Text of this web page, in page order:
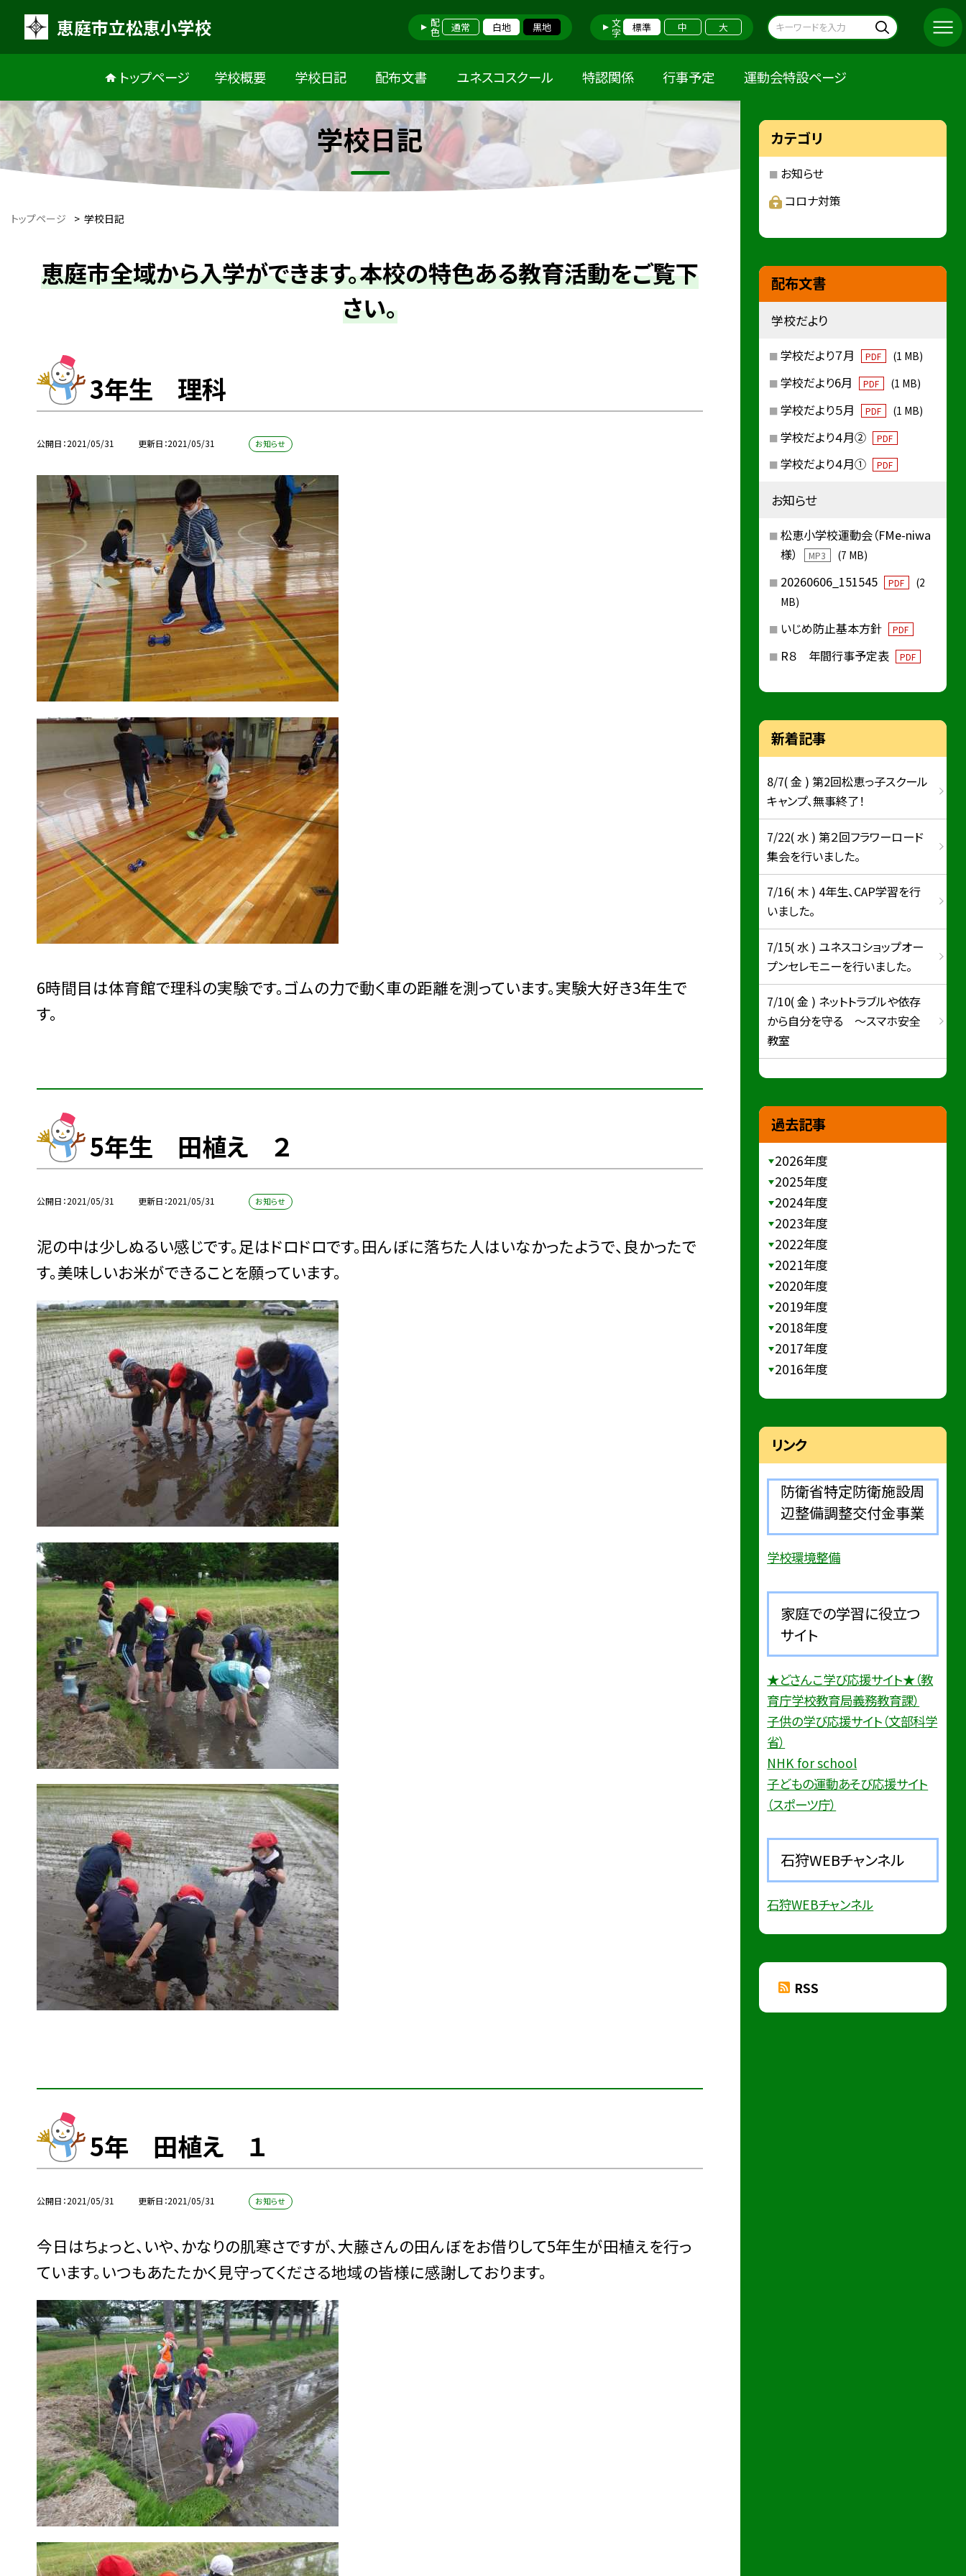
恵庭市立松恵小学校 配色 通常 白地 黒地 文字 標準 中 大
トップページ 学校概要 学校日記 配布文書 ユネスコスクール 特認関係 行事予定 運動会特設ページ
学校日記
トップページ > 学校日記
恵庭市全域から入学ができます。本校の特色ある教育活動をご覧下
さい。
3年生 理科
公開日 2021/05/31 更新日 2021/05/31 お知らせ
6時間目は体育館で理科の実験です。ゴムの力で動く車の距離を測っています。実験大好き3年生で
す。
5年生 田植え ２
公開日 2021/05/31 更新日 2021/05/31 お知らせ
泥の中は少しぬるい感じです。足はドロドロです。田んぼに落ちた人はいなかったようで、良かったで
す。美味しいお米ができることを願っています。
5年 田植え １
公開日 2021/05/31 更新日 2021/05/31 お知らせ
今日はちょっと、いや、かなりの肌寒さですが、大藤さんの田んぼをお借りして5年生が田植えを行っ
ています。いつもあたたかく見守ってくださる地域の皆様に感謝しております。
カテゴリ
お知らせ
コロナ対策
配布文書
学校だより
学校だより７月 PDF (1 MB)
学校だより6月 PDF (1 MB)
学校だより５月 PDF (1 MB)
学校だより４月② PDF
学校だより４月① PDF
お知らせ
松恵小学校運動会（FMe-niwa
様）
MP3 (7 MB)
20260606_151545 PDF
(2
MB)
いじめ防止基本方針 PDF
R８ 年間行事予定表 PDF
新着記事
8/7( 金 ) 第2回松恵っ子スクール
キャンプ、無事終了！
7/22( 水 ) 第２回フラワーロード
集会を行いました。
7/16( 木 ) 4年生、CAP学習を行
いました。
7/15( 水 ) ユネスコショップオー
プンセレモニーを行いました。
7/10( 金 ) ネットトラブルや依存
から自分を守る ～スマホ安全
教室
過去記事
2026年度
2025年度
2024年度
2023年度
2022年度
2021年度
2020年度
2019年度
2018年度
2017年度
2016年度
リンク
防衛省特定防衛施設周
辺整備調整交付金事業
学校環境整備
家庭での学習に役立つ
サイト
★どさんこ学び応援サイト★（教
育庁学校教育局義務教育課）
子供の学び応援サイト（文部科学
省）
NHK for school
子どもの運動あそび応援サイト
（スポーツ庁）
石狩WEBチャンネル
石狩WEBチャンネル
RSS